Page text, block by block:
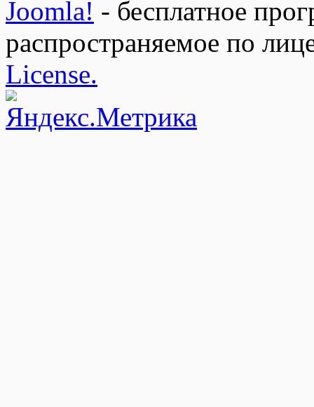
Joomla! - бесплатное
распространяемое по
License.